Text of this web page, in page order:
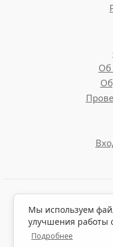
Об
Политика
Политика
Мы используем
улучшения работы
Подробнее